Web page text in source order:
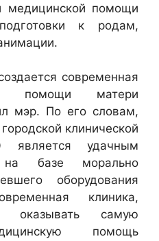
медицинской помощи
к родам,
современная
помощи матери
мэр. По его словам,
клинической
удачным
базе морально
оборудования
клиника,
оказывать самую
помощь